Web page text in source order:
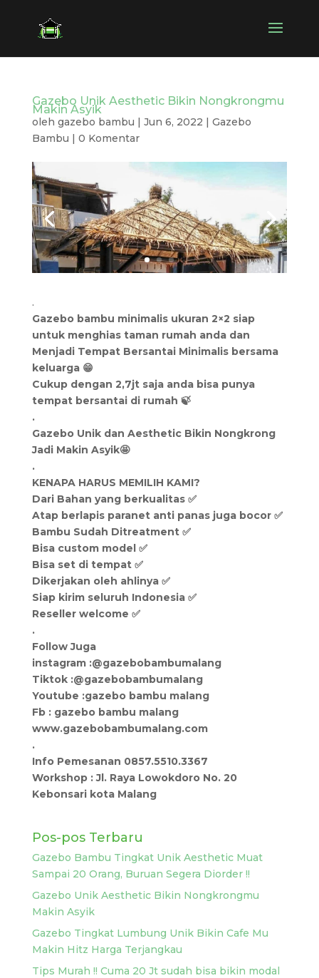
Gazebo Unik Aesthetic Bikin Nongkrongmu
Makin Asyik
oleh gazebo bambu | Jun 6, 2022 | Gazebo
Bambu | 0 Komentar
.
Gazebo bambu minimalis ukuran 2×2 siap
untuk menghias taman rumah anda dan
Menjadi Tempat Bersantai Minimalis bersama
keluarga 😁
Cukup dengan 2,7jt saja anda bisa punya
tempat bersantai di rumah 🍃
.
Gazebo Unik dan Aesthetic Bikin Nongkrong
Jadi Makin Asyik🤩
.
KENAPA HARUS MEMILIH KAMI?
Dari Bahan yang berkualitas ✅
Atap berlapis paranet anti panas juga bocor ✅
Bambu Sudah Ditreatment ✅
Bisa custom model ✅
Bisa set di tempat ✅
Dikerjakan oleh ahlinya ✅
Siap kirim seluruh Indonesia ✅
Reseller welcome ✅
.
Follow Juga
instagram :@gazebobambumalang
Tiktok :@gazebobambumalang
Youtube :gazebo bambu malang
Fb : gazebo bambu malang
www.gazebobambumalang.com
.
Info Pemesanan 0857.5510.3367
Workshop : Jl. Raya Lowokdoro No. 20
Kebonsari kota Malang
Pos-pos Terbaru
Gazebo Bambu Tingkat Unik Aesthetic Muat
Sampai 20 Orang, Buruan Segera Diorder !!
Gazebo Unik Aesthetic Bikin Nongkrongmu
Makin Asyik
Gazebo Tingkat Lumbung Unik Bikin Cafe Mu
Makin Hitz Harga Terjangkau
Tips Murah !! Cuma 20 Jt sudah bisa bikin modal